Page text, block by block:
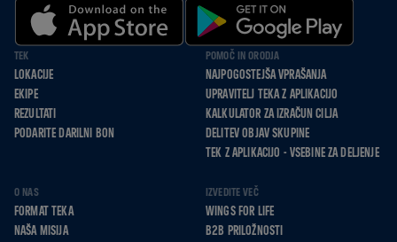
TEK
LOKACIJE
EKIPE
REZULTATI
PODARITE DARILNI BON
POMOČ IN ORODJA
NAJPOGOSTEJŠA VPRAŠANJA
UPRAVITELJ TEKA Z APLIKACIJO
KALKULATOR ZA IZRAČUN CILJA
DELITEV OBJAV SKUPINE
TEK Z APLIKACIJO - VSEBINE ZA DELJENJE
O NAS
FORMAT TEKA
NAŠA MISIJA
IZVEDITE VEČ
WINGS FOR LIFE
B2B PRILOŽNOSTI